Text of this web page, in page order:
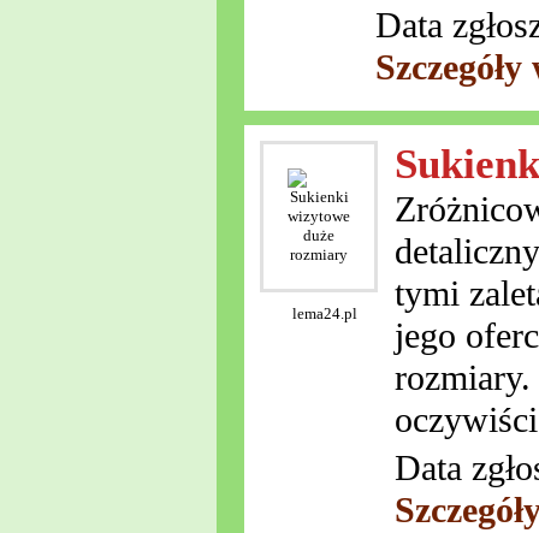
Data
lema24.pl
tymi
jego
Data